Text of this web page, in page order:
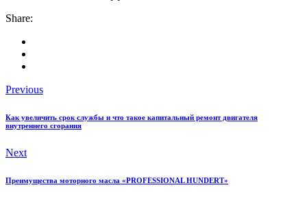
Share:
Previous
Как увеличить срок службы и что такое капитальный ремонт двигателя
внутреннего сгорания
Next
Преимущества моторного масла «PROFESSIONAL HUNDERT»